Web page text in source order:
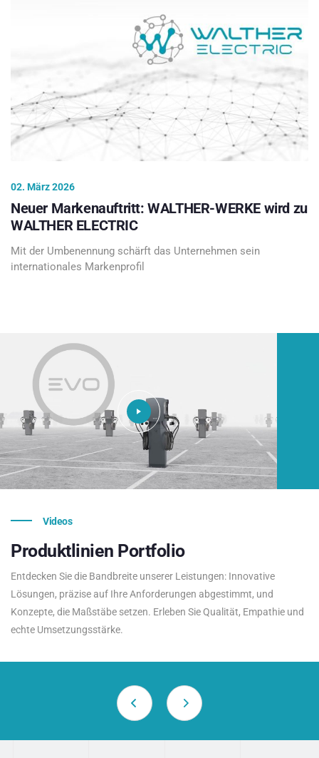
02. März 2026
Neuer Markenauftritt: WALTHER-WERKE wird zu
WALTHER ELECTRIC
Mit der Umbenennung schärft das Unternehmen sein
internationales Markenprofil
Videos
Produktlinien Portfolio
Entdecken Sie die Bandbreite unserer Leistungen: Innovative
Lösungen, präzise auf Ihre Anforderungen abgestimmt, und
Konzepte, die Maßstäbe setzen. Erleben Sie Qualität, Empathie und
echte Umsetzungsstärke.